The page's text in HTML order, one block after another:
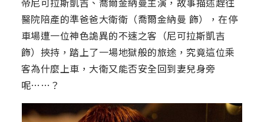
醫院陪產的準爸爸大衛衛（喬爾金納曼 飾），在停
車場遭一位神色詭異的不速之客（尼可拉斯凱吉
飾）挾持，踏上了一場地獄般的旅途，究竟這位乘
客為什麼上車，大衛又能否安全回到妻兒身旁
呢……？